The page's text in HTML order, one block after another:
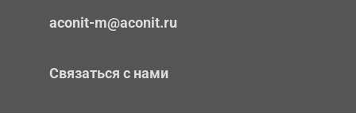
aconit-m@aconit.ru
Связаться с нами